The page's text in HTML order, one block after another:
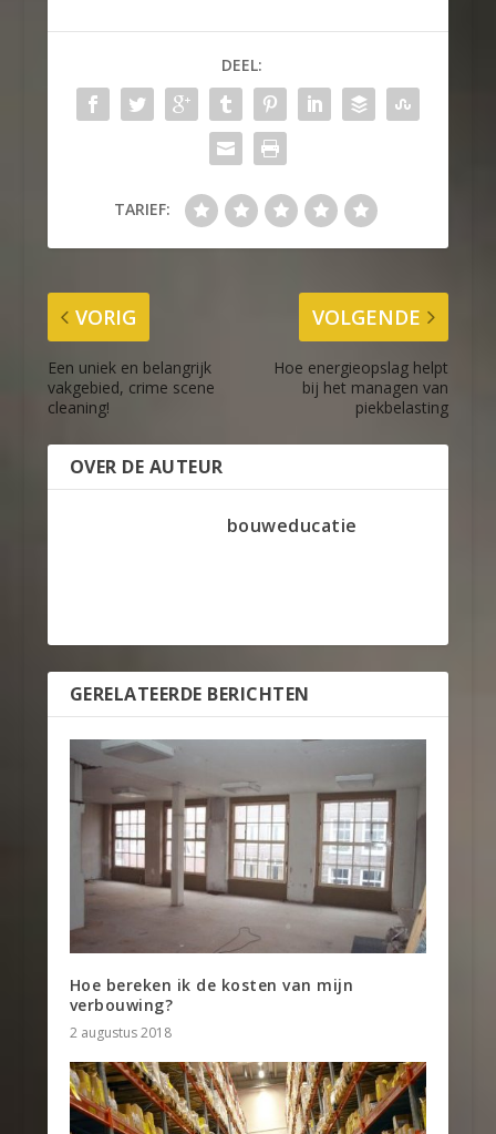
DEEL:
TARIEF:
VORIG
Een uniek en belangrijk
vakgebied, crime scene
cleaning!
VOLGENDE
Hoe energieopslag helpt
bij het managen van
piekbelasting
OVER DE AUTEUR
bouweducatie
GERELATEERDE BERICHTEN
Hoe bereken ik de kosten van mijn
verbouwing?
2 augustus 2018